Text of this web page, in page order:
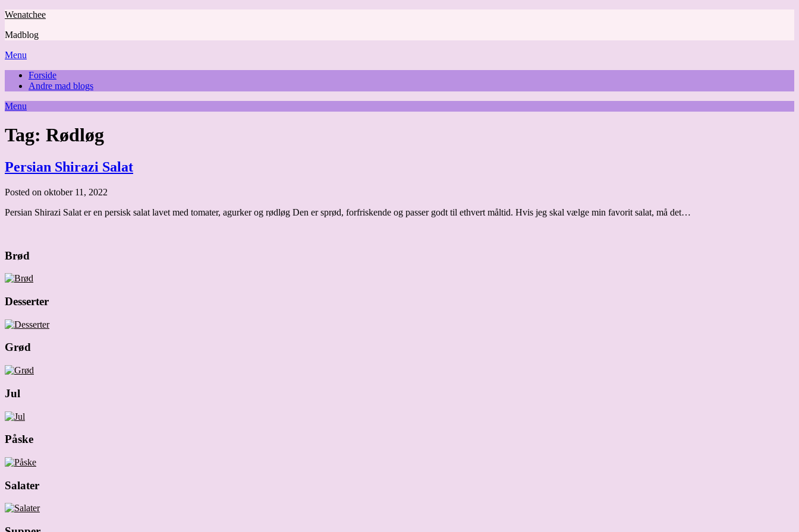
Skip
content
Wenatchee
Madblog
Menu
Forside
Andre mad blogs
Menu
Tag: Rødløg
Persian Shirazi Salat
Posted on oktober 11, 2022
Persian Shirazi Salat er en persisk salat lavet med tomater, agurker og rødløg Den er sprød, forfriskende og passer godt til ethvert måltid. Hvis jeg skal vælge min favorit salat, må det…
Brød
Desserter
Grød
Jul
Påske
Salater